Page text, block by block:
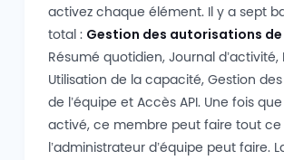
activez chaque élément. Il y a sept
total : Gestion des autorisations
Résumé quotidien, Journal
Utilisation de la capacité, Gestion
de l’équipe et Accès API. Une fois
activé, ce membre peut faire tout ce
l’administrateur d’équipe peut faire.